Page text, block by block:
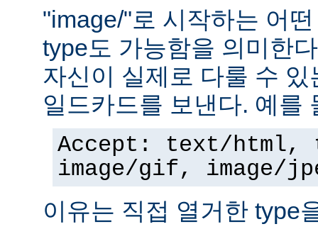
"image/"로 시작하는 어
type도 가능함을 의미한
자신이 실제로 다룰 수
일드카드를 보낸다. 예를
Accept: text/
image/gif, image/
이유는 직접 열거한 type